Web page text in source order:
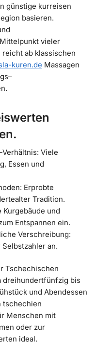
günstige kurreisen
basieren.
vieler
reicht ab klassischen
kuren.de Massagen
Viele
Essen und
Erprobte
Tradition.
und
Entspannen ein.
Verschreibung:
an.
Tschechischen
dreihundertfünfzig bis
und Abendessen
tschechien
Menschen mit
oder zur
ideal.